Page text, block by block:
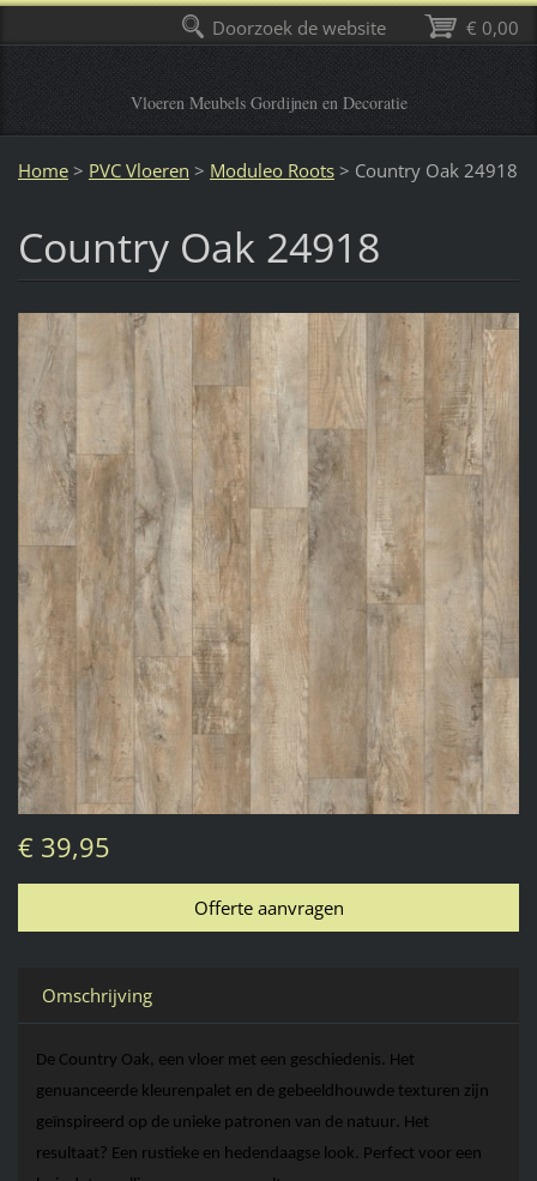
Vloeren Meubels Gordijnen en Decoratie
Home > PVC Vloeren > Moduleo Roots > Country Oak 24918
Country Oak 24918
€ 39,95
Omschrijving
De Country Oak, een vloer met een geschiedenis. Het
genuanceerde kleurenpalet en de gebeeldhouwde texturen zijn
geïnspireerd op de unieke patronen van de natuur. Het
resultaat? Een rustieke en hedendaagse look. Perfect voor een
€ 0,00
Doorzoek de website